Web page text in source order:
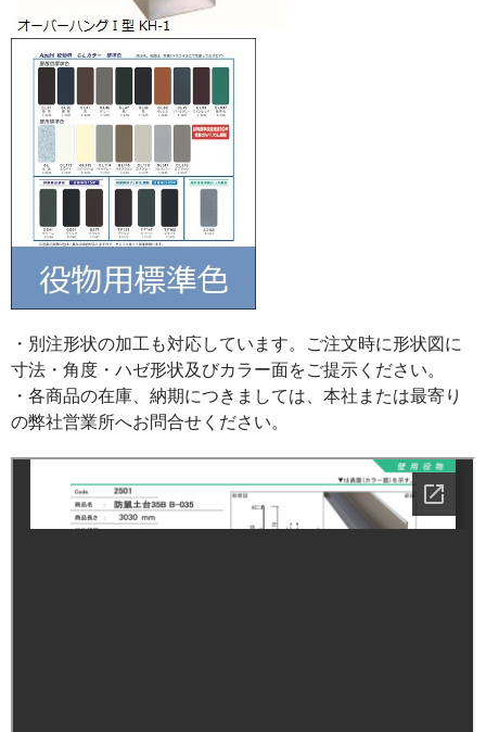
・別注形状の加工も対応しています。ご注文時に形状図に
寸法・角度・ハゼ形状及びカラー面をご提示ください。
・各商品の在庫、納期につきましては、本社または最寄り
の弊社営業所へお問合せください。